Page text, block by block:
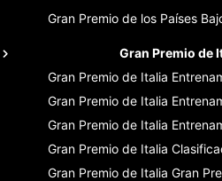
Gran Premio de los Países
Gran Premio de
Gran Premio de Italia
Gran Premio de Italia
Gran Premio de Italia
Gran Premio de Italia
Gran Premio de Italia Gran